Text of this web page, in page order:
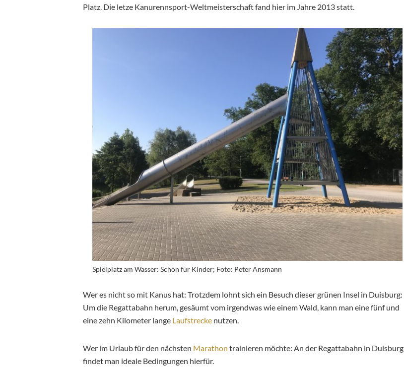
Platz. Die letze Kanurennsport-Weltmeisterschaft fand hier im Jahre 2013 statt.
Spielplatz am Wasser: Schön für Kinder; Foto: Peter Ansmann
Wer es nicht so mit Kanus hat: Trotzdem lohnt sich ein Besuch dieser grünen Insel in Duisburg:
Um die Regattabahn herum, gesäumt vom irgendwas wie einem Wald, kann man eine fünf und
eine zehn Kilometer lange Laufstrecke nutzen.
Wer im Urlaub für den nächsten Marathon trainieren möchte: An der Regattabahn in Duisburg
findet man ideale Bedingungen hierfür.